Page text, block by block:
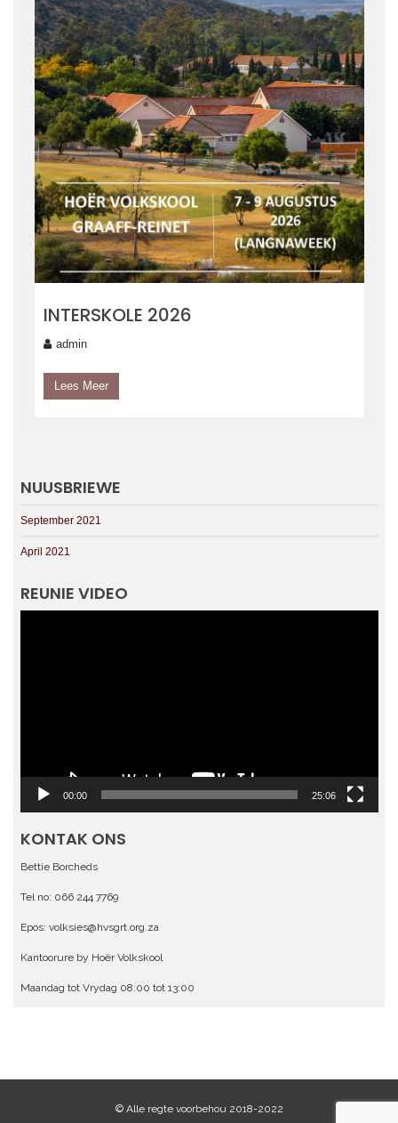
INTERSKOLE 2026
admin
Lees Meer
NUUSBRIEWE
September 2021
April 2021
REUNIE VIDEO
00:00 25:06
KONTAK ONS
Bettie Borcheds
Tel no: 066 244 7769
Epos: volksies@hvsgrt.org.za
Kantoorure by Hoër Volkskool
Maandag tot Vrydag 08:00 tot 13:00
© Alle regte voorbehou 2018-2022